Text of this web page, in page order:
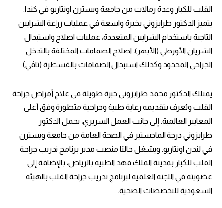
القلب للكبار وعدة زمالات من جامعة ويسترن اونتاريو في كندا.
يتميز الدكتور طرابزوني بخبرة واسعة في عمليات زراعة الشرايين
التاجية باستخدام الشرايين المتعددة، عمليات اصلاح واستبدال
الشريان الأورطي (الأبهر)، اصلاح الصمامات المختلفة بالتدخل
الجراحي المحدود وكذلك استبدال الصمامات بالقسطرة (تاڤي).
يمتلك الدكتور محمد طرابزوني خبرة طويلة في علاج أمراض جراحة
القلب ويُعرف بتقديمه رعاية طبية وجراحية متطورة وفق أعلى
المعايير العالمية. إلى جانب العمل السريري، يحمل الدكتور
طرابزوني درجة الماجستير في الصحة العامة من جامعة ويسترن
في لندن اونتاريو. ويشغل حاليًا منصب مدير برنامج تدريب جراحة
القلب للكبار بمدينة الملك فهد الطبية بالرياض، بالإضافة إلى
عضويته في اللجنة العلمية لبرنامج تدريب جراحة القلب بالهيئة
السعودية للتخصصات الصحية.